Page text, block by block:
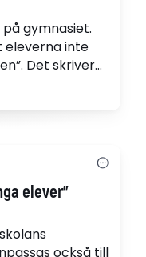
gymnasiet.
eleverna inte
Det skriver
elever”
också till